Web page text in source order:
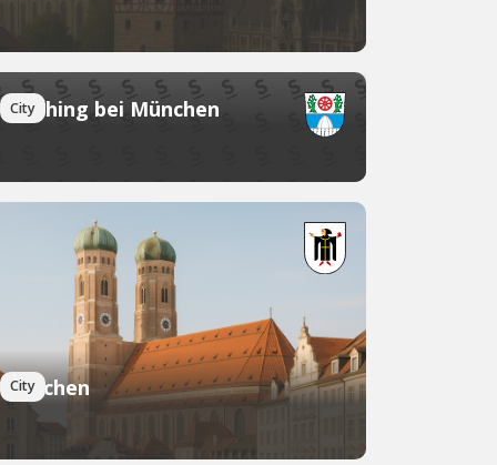
City
Garching bei München
City
München